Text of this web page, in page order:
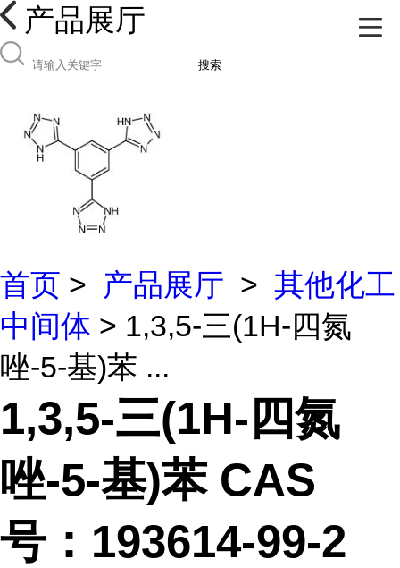
产品展厅
搜索
首页 > 产品展厅 > 其他化工
中间体 > 1,3,5-三(1H-四氮
唑-5-基)苯 ...
1,3,5-三(1H-四氮
唑-5-基)苯 CAS
号：193614-99-2